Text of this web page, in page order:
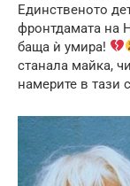
Единственото
фронтдамата на
баща ѝ умира!
станала майка,
намерите в тази